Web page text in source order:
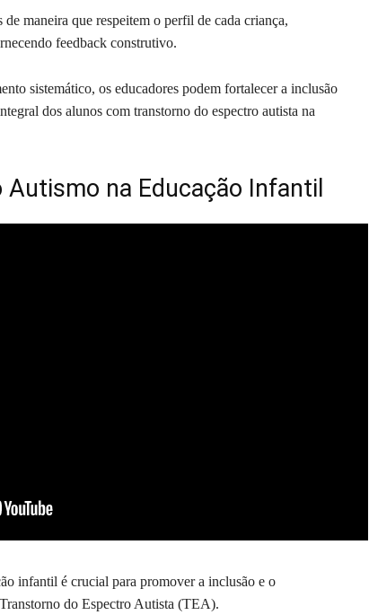
maneira que respeitem o perfil de cada criança,
feedback construtivo.
sistemático, os educadores podem fortalecer a inclusão
dos alunos com transtorno do espectro autista na
na Educação Infantil
infantil é crucial para promover a inclusão e o
do Espectro Autista (TEA).